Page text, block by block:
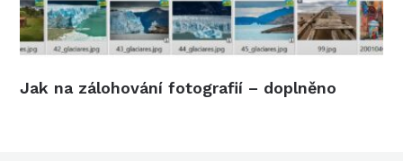
Jak na zálohování fotografií – doplněno